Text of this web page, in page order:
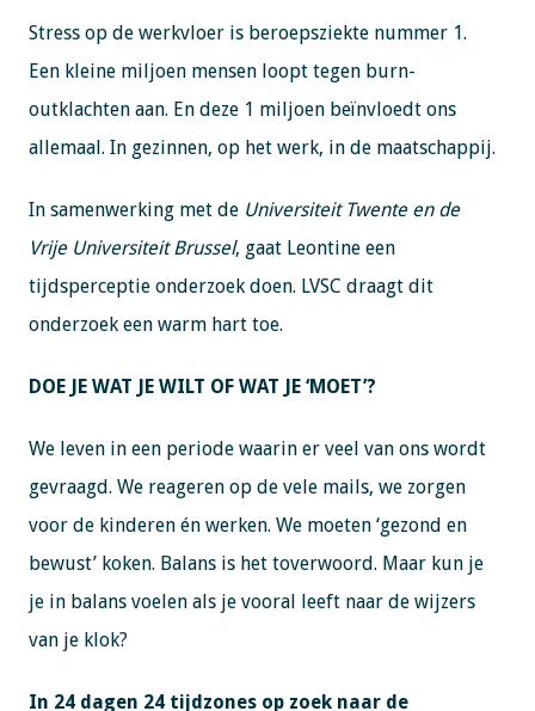
Stress op de werkvloer is beroepsziekte nummer 1.
Een kleine miljoen mensen loopt tegen burn-
outklachten aan. En deze 1 miljoen beïnvloedt ons
allemaal. In gezinnen, op het werk, in de maatschappij.
In samenwerking met de Universiteit Twente en de
Vrije Universiteit Brussel, gaat Leontine een
tijdsperceptie onderzoek doen. LVSC draagt dit
onderzoek een warm hart toe.
DOE JE WAT JE WILT OF WAT JE ‘MOET’?
We leven in een periode waarin er veel van ons wordt
gevraagd. We reageren op de vele mails, we zorgen
voor de kinderen én werken. We moeten ‘gezond en
bewust’ koken. Balans is het toverwoord. Maar kun je
je in balans voelen als je vooral leeft naar de wijzers
van je klok?
In 24 dagen 24 tijdzones op zoek naar de